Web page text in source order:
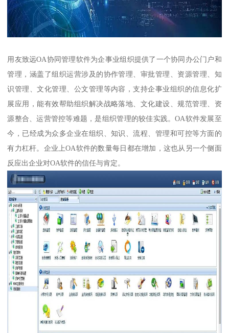
用友致远OA协同管理软件为企事业组织提供了一个协同办公门户和
管理，涵盖了组织运营涉及的协作管理、审批管理、资源管理、知
识管理、文化管理、公文管理等内容，支持企事业组织的信息化扩
展应用，能有效帮助组织解决战略落地、文化建设、规范管理、资
源整合、运营管控等难题，是组织管理的较佳实践。OA软件发展至
今，已经成为众多企业在组织、知识、流程、管理和可控等方面的
有力杠杆。企业上OA软件的数量每日都在增加，这也从另一个侧面
反应出企业对OA软件的信任与肯定。